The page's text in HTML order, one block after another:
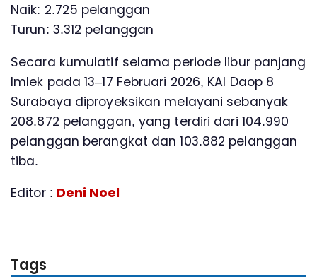
Naik: 2.725 pelanggan
Turun: 3.312 pelanggan
Secara kumulatif selama periode libur panjang
Imlek pada 13–17 Februari 2026, KAI Daop 8
Surabaya diproyeksikan melayani sebanyak
208.872 pelanggan, yang terdiri dari 104.990
pelanggan berangkat dan 103.882 pelanggan
tiba.
Editor : Deni Noel
Tags